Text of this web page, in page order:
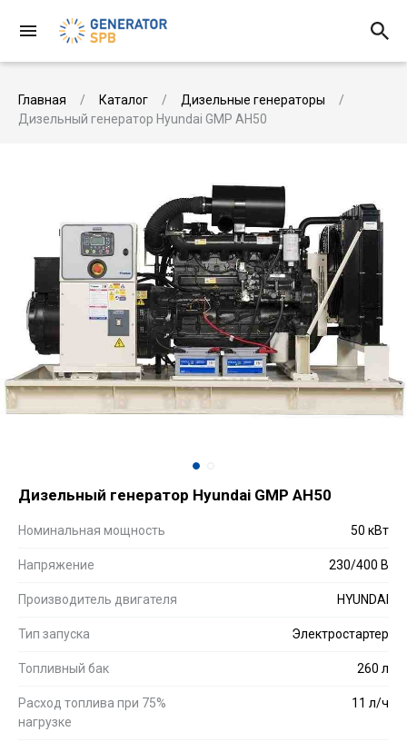
Главная Каталог
Дизельные генераторы
Дизельный генератор Hyundai GMP AH50
Дизельный генератор Hyundai GMP AH50
Номинальная мощность 50 кВт
Напряжение 230/400 В
Производитель двигателя HYUNDAI
Тип запуска Электростартер
Топливный бак 260 л
Расход топлива при 75%
нагрузке
11 л/ч